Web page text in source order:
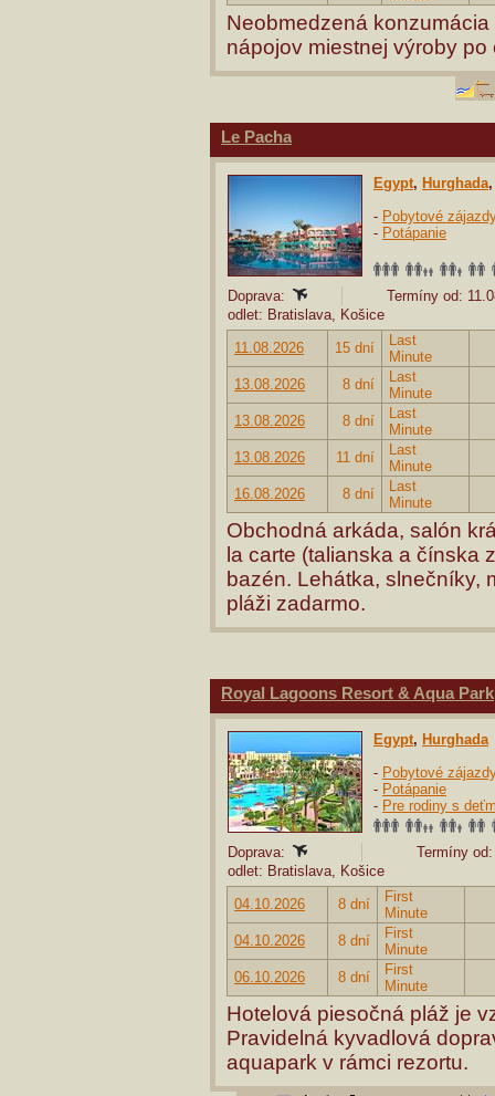
Neobmedzená
nápojov miestnej výroby
Le Pacha
Egypt, Hurghada
- Pobytové
- Potápanie
Doprava:
Termíny od:
odlet: Bratislava, Košice
11.08.2026
15 dní
Last
Minute
13.08.2026
8 dní
Last
Minute
13.08.2026
8 dní
Last
Minute
13.08.2026
11 dní
Last
Minute
16.08.2026
8 dní
Last
Minute
Obchodná arkáda, salón
la carte (talianska a čínska
bazén. Lehátka, slnečníky,
pláži zadarmo.
Royal Lagoons Resort & Aqua Park
Egypt, Hurghada
- Pobytové
- Potápanie
- Pre rodiny s
Doprava:
Termíny
odlet: Bratislava, Košice
04.10.2026
8 dní
First
Minute
04.10.2026
8 dní
First
Minute
06.10.2026
8 dní
First
Minute
Hotelová piesočná pláž je
Pravidelná kyvadlová
aquapark v rámci rezortu.